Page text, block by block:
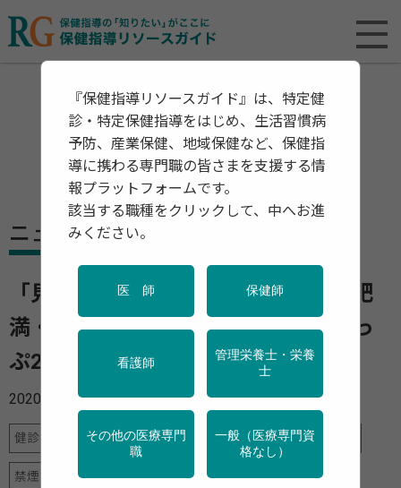
ニュース
「見た目だけではわからない... 隠れ肥
満・隠れ糖尿病を防ぐ！」へるすあっ
ぷ21 2月号
2020年02月07日
健診・検診 地域保健 栄養 特定保健指導 産業保健
禁煙 運動
『保健指導リソースガイド』は、特定健
診・特定保健指導をはじめ、生活習慣病
予防、産業保健、地域保健など、保健指
導に携わる専門職の皆さまを支援する情
報プラットフォームです。
該当する職種をクリックして、中へお進
みください。
医 師 保健師
看護師
管理栄養士・栄養
士
その他の医療専門
職
一般（医療専門資
格なし）